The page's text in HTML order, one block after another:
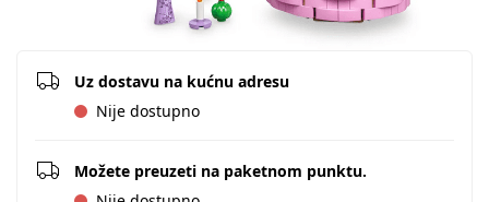
Uz dostavu na kućnu adresu
Nije dostupno
Možete preuzeti na paketnom punktu.